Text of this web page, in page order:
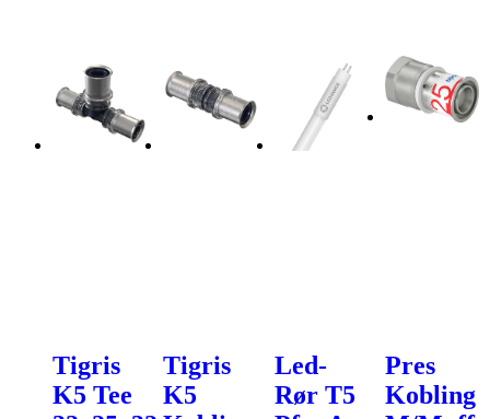
Tigris
K5 Tee
Tigris
K5
Led-
Rør T5
Pres
Kobling